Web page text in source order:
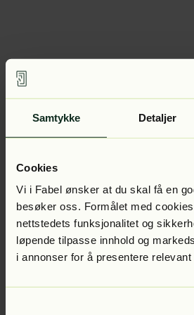
Samtykke Detaljer
Cookies
Vi i Fabel ønsker at du skal få en
besøker oss. Formålet med
nettstedets funksjonalitet og
løpende tilpasse innhold og
i annonser for å presentere relevant